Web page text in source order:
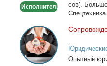
Исполнитель
сов).
Сопровождение
сделок
с
недвижимостьюОпыт­ный